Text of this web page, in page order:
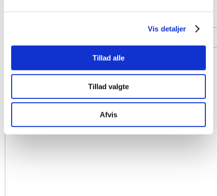
Vis detaljer
Tillad alle
Tillad valgte
Afvis